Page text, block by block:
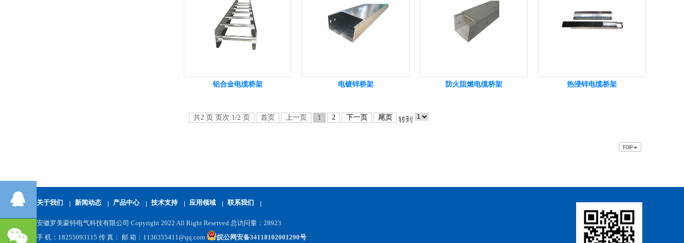
铝合金电缆桥架 电镀锌桥架 防火阻燃电缆桥架 热浸锌电缆桥架
共2 页 页次:1/2 页 首页 上一页 1 2 下一页 尾页 转到
关于我们 新闻动态 产品中心 技术支持 应用领域 联系我们
安徽罗美蒙特电气科技有限公司 Copyright 2022 All Right Reserved 总访问量： 28923
手 机：18255093115 传 真： 邮 箱：1136355411@qq.com
皖公网安备34118102001290号